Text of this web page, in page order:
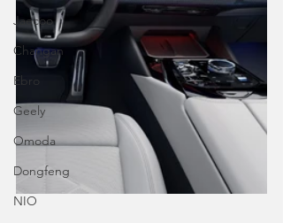
Jaecoo
Changan
Ebro
Geely
Omoda
Dongfeng
NIO